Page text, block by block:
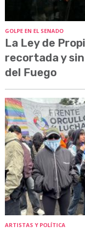
GOLPE EN EL SENADO
La Ley de
recortada y
del Fuego
ARTISTAS Y POLÍTICA